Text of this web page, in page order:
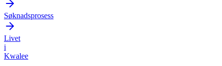
Søknadsprosess
Livet
i
Kwalee